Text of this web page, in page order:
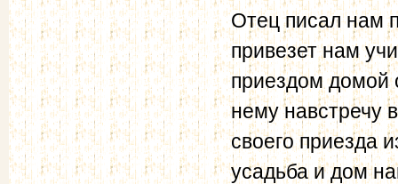
Отец писал нам
привезет нам
приездом домой
нему навстречу
своего приезда
усадьба и дом